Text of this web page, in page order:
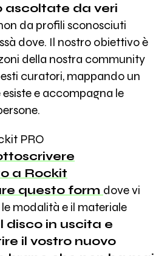
ascoltate da veri
da profili sconosciuti
dove. Il nostro obiettivo è
della nostra community
curatori, mappando un
e accompagna le
PRO
a Rockit
questo form dove vi
modalità e il materiale
disco in uscita e
il vostro nuovo